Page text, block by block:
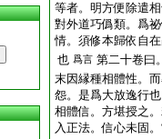
等者。明方便除遣
對外道巧僞類。爲
情。須修本歸依自
也 爲言 第二十卷曰
末因縁種相體性。
怨。是爲大放逸行
相體信。方堪授之
入正法。信心未固